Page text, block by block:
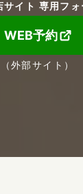
サイト 専用フォ
WEB予約
（外部サイト）